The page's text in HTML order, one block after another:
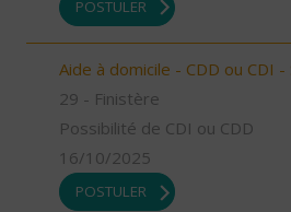
POSTULER
Aide à domicile - CDD ou CDI
29 - Finistère
Possibilité de CDI ou CDD
16/10/2025
POSTULER